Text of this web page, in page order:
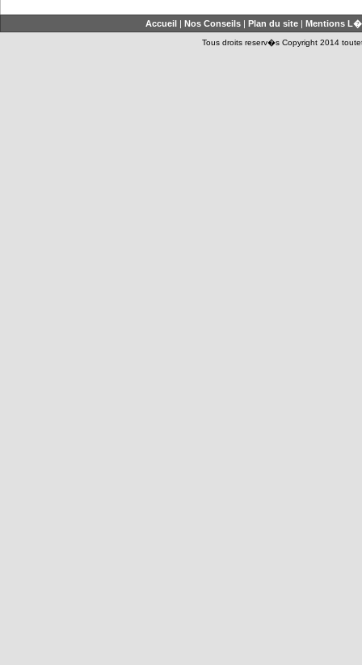
Accueil| Nos Conseils| Plan du site| Mentions
Tous droits reserv�s Copyright 2014